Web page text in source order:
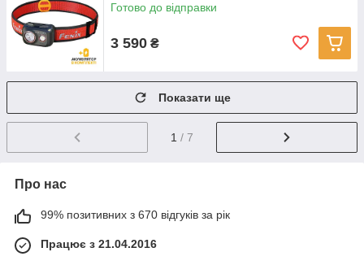
Готово до відправки
3 590 ₴
Показати ще
1 / 7
Про нас
99% позитивних з 670 відгуків за рік
Працює з 21.04.2016